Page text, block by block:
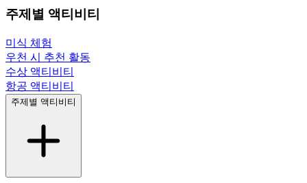
주제별 액티비티
미식 체험
우천 시 추천 활동
수상 액티비티
항공 액티비티
주제별 액티비티